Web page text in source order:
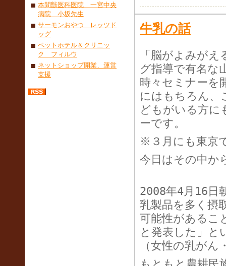
本間獣医科医院 一宮中央
病院 小坂先生
サーモンおやつ レッツド
ッグ
ペットホテル＆クリニッ
ク フィルウ
ネットショップ開業、運営
支援
牛乳の話
「脳がよみが
グ指導で有名な
時々セミナーを
にはもちろん、
どもがいる方に
ーです。
※３月にも東京
今日はその中か
2008年4月16日
乳製品を多く摂
可能性があるこ
と発表した」と
（女性の乳が